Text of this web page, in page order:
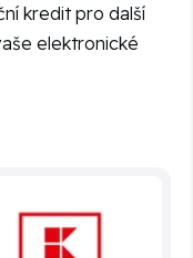
kredit pro další
elektronické